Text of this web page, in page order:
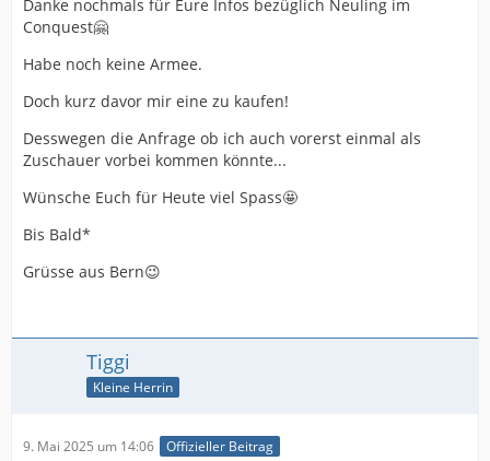
Danke nochmals für Eure Infos bezüglich Neuling im
Conquest🤗
Habe noch keine Armee.
Doch kurz davor mir eine zu kaufen!
Desswegen die Anfrage ob ich auch vorerst einmal als
Zuschauer vorbei kommen könnte...
Wünsche Euch für Heute viel Spass🤩
Bis Bald*
Grüsse aus Bern😉
Tiggi
Kleine Herrin
9. Mai 2025 um 14:06 Offizieller Beitrag